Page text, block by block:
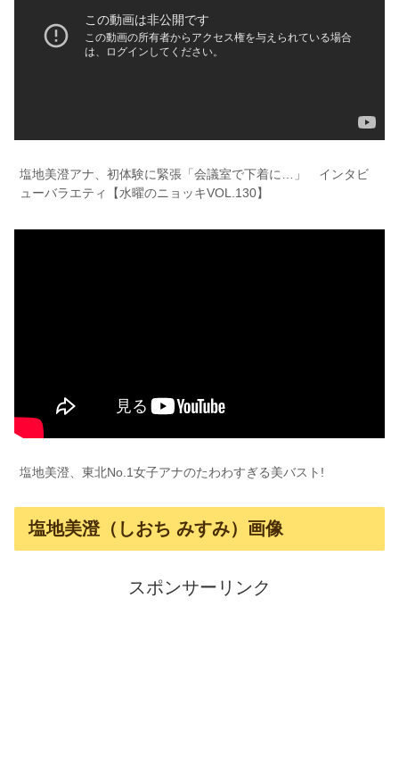
塩地美澄アナ、初体験に緊張「会議室で下着に…」 インタビ
ューバラエティ【水曜のニョッキVOL.130】
塩地美澄、東北No.1女子アナのたわわすぎる美バスト!
塩地美澄（しおち みすみ）画像
スポンサーリンク